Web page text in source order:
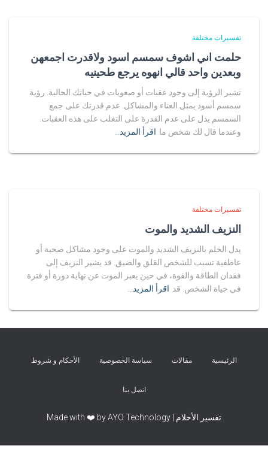
تفسيرات مختلفة
حلمت اني اشوف سمسم اسود ولاقدرت اجمعهن
وبعدين واحد قالي انهوه يرجع طحينيه
تشير الرؤية إلى وجود عقبات أو صعوبات في حياتك الحالية. رؤية
سمسم أسود يمثل العناء والمشاكل. عدم قدرتك على جمع
السمسم يدل على عدم القدرة على التغلب على هذه العقبات.
وعندما قال لك شخص ما اقرأ المزيد…
تفسيرات مختلفة
النزيف الشديد والموت
يدل الحلم بالنزيف الشديد والموت على وجود مشاكل صحية أو
عاطفية تسبب للشخص القلق والضيق. قد يشير النزيف إلى
فقدان الطاقة والقوة، في حين يعبر الموت عن نهاية دورة أو فترة
في حياة الشخص. قد اقرأ المزيد…
الرئيسية مقالات سياسة الخصوصية الأحكام و شروط
اتصل بنا
تفسير الأحلام | Made with ❤️ by AYO Technology